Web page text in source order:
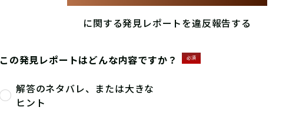
に関する発見レポートを違反報告する
この発見レポートはどんな内容ですか？ 必須
解答のネタバレ、または大きな
ヒント